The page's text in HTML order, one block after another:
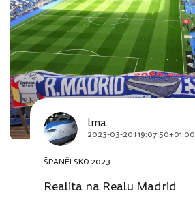
lma
2023-03-20T19:07:50+01:00
ŠPANĚLSKO 2023
Realita na Realu Madrid